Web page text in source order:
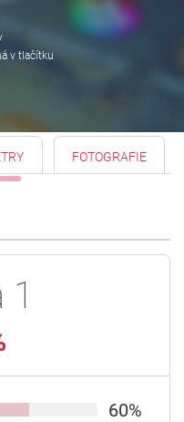
v tlačítku
FOTOGRAFIE
60%